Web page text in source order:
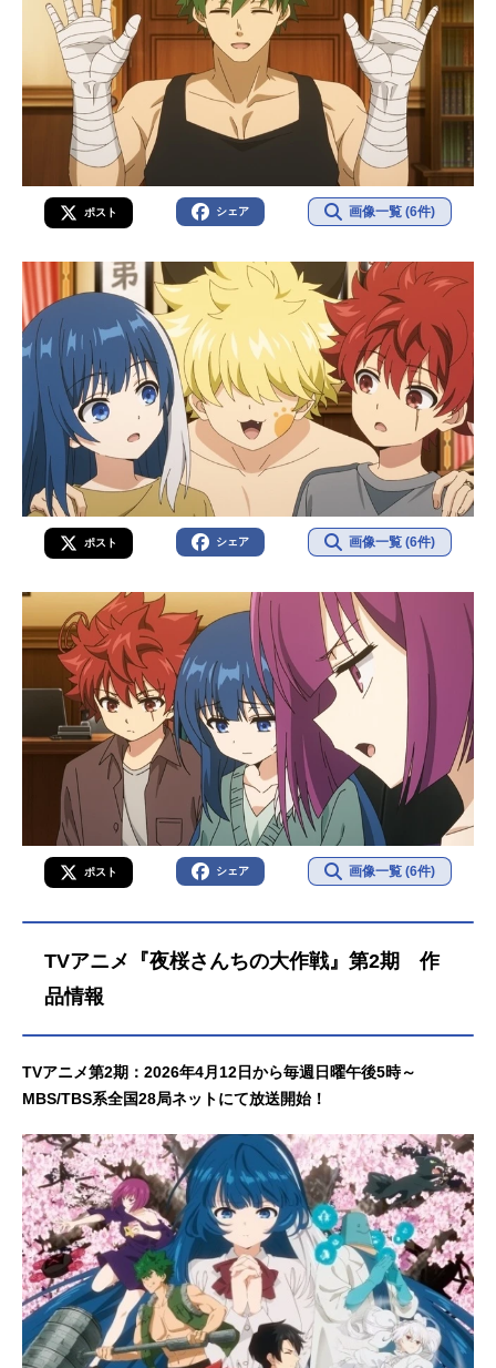
ポスト シェア 画像一覧 (6件)
ポスト シェア 画像一覧 (6件)
ポスト シェア 画像一覧 (6件)
TVアニメ『夜桜さんちの大作戦』第2期 作
品情報
TVアニメ第2期：2026年4月12日から毎週日曜午後5時～
MBS/TBS系全国28局ネットにて放送開始！